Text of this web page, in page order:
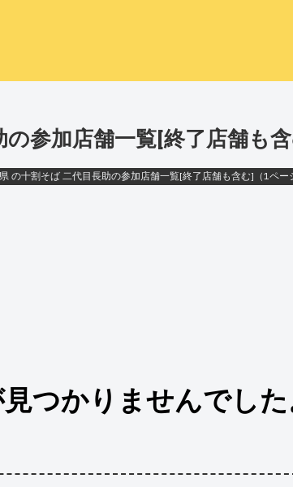
の参加店舗一覧[終了店舗も
の十割そば 二代目長助の参加店舗一覧[終了店舗も含む]（1ペー
つかりませんでし